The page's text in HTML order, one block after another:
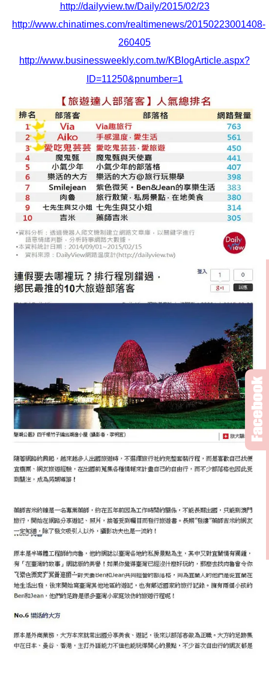
http://dailyview.tw/Daily/2015/02/23
http://www.chinatimes.com/realtimenews/20150223001408-
260405
http://www.businessweekly.com.tw/KBlogArticle.aspx?
ID=11250&pnumber=1